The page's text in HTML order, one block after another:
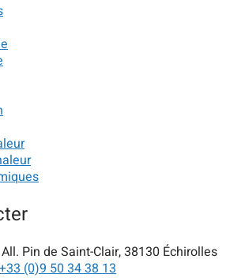
Pin de Saint-Clair, 38130 Échirolles
+33 (0)9 50 34 38 13